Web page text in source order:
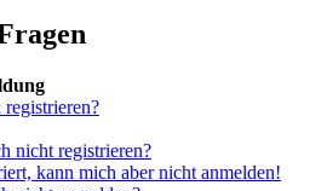
nicht registrieren?
kann mich aber nicht anmelden!